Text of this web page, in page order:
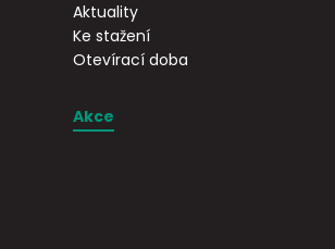
Aktuality
Ke stažení
Otevírací doba
Akce